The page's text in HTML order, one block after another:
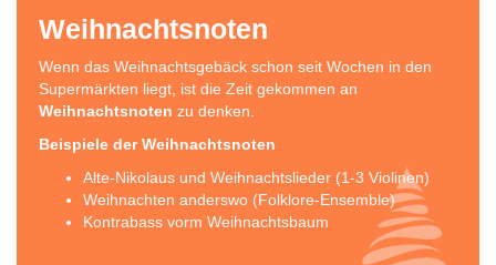
Weihnachtsnoten
Wenn das Weihnachtsgebäck schon seit Wochen in den
Supermärkten liegt, ist die Zeit gekommen an
Weihnachtsnoten zu denken.
Beispiele der Weihnachtsnoten
Alte-Nikolaus und Weihnachtslieder (1-3 Violinen)
Weihnachten anderswo (Folklore-Ensemble)
Kontrabass vorm Weihnachtsbaum